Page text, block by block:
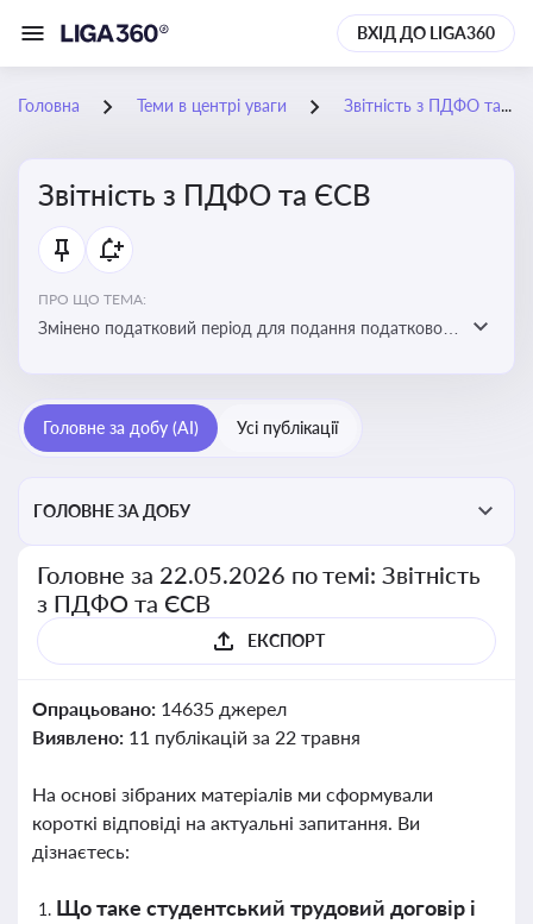
ВХІД ДО LIGA360
Головна Теми в центрі уваги Звітність з ПДФО та ЄСВ
Звітність з ПДФО та ЄСВ
ПРО ЩО ТЕМА:
Змінено податковий період для подання податкового
Головне за добу (AI) Усі публікації
ГОЛОВНЕ ЗА ДОБУ
Головне за 22.05.2026 по темі: Звітність
з ПДФО та ЄСВ
ЕКСПОРТ
Опрацьовано: 14635 джерел
Виявлено: 11 публікацій за 22 травня
На основі зібраних матеріалів ми сформували
короткі відповіді на актуальні запитання. Ви
дізнаєтесь:
Що таке студентський трудовий договір і